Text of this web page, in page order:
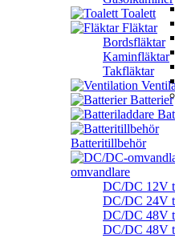
Toalett
Fläktar
Bordsfläktar
Kaminfläktar
Takfläktar
Batterier
Batteritillbehör
omvandlare
DC/DC 12V
DC/DC 24V
DC/DC 48V
DC/DC 48V